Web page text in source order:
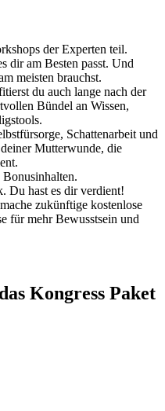
der Experten teil.
dir am Besten passt. Und
meisten brauchst.
du auch lange nach der
Bündel an Wissen,
Schattenarbeit und
Mutterwunde, die
Du hast es dir verdient!
zukünftige kostenlose
für mehr Bewusstsein und
Kongress Paket